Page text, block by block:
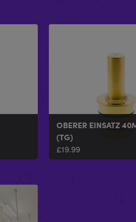
OBERER EINSATZ
(TG)
£19.99